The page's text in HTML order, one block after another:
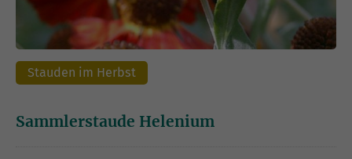
Stauden im Herbst
Sammlerstaude Helenium